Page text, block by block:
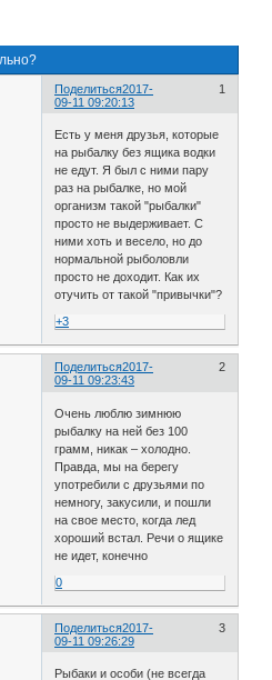
Поделиться 1
2017-
09-11 09:20:13
Есть у меня друзья, которые
на рыбалку без ящика водки
не едут. Я был с ними пару
раз на рыбалке, но мой
организм такой "рыбалки"
просто не выдерживает. С
ними хоть и весело, но до
нормальной рыболовли
просто не доходит. Как их
отучить от такой "привычки"?
+3
Поделиться 2
2017-
09-11 09:23:43
Очень люблю зимнюю
рыбалку на ней без 100
грамм, никак – холодно.
Правда, мы на берегу
употребили с друзьями по
немногу, закусили, и пошли
на свое место, когда лед
хороший встал. Речи о ящике
не идет, конечно
0
Поделиться 3
2017-
09-11 09:26:29
Рыбаки и особи (не всегда